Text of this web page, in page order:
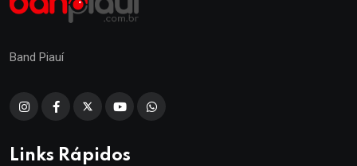
Band Piauí
Links Rápidos